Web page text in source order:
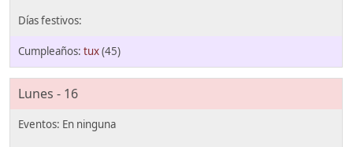
tux(45)
Lunes - 16